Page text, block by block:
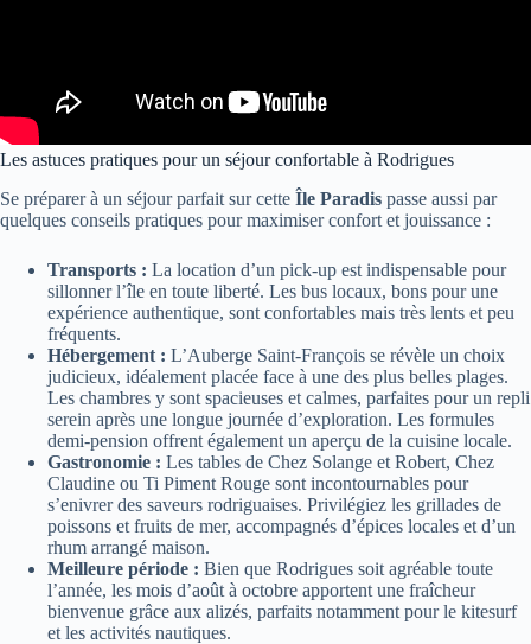
Les astuces pratiques pour un séjour confortable à Rodrigues
Se préparer à un séjour parfait sur cette Île Paradis passe aussi par
quelques conseils pratiques pour maximiser confort et jouissance :
Transports : La location d’un pick-up est indispensable pour
sillonner l’île en toute liberté. Les bus locaux, bons pour une
expérience authentique, sont confortables mais très lents et peu
fréquents.
Hébergement : L’Auberge Saint-François se révèle un choix
judicieux, idéalement placée face à une des plus belles plages.
Les chambres y sont spacieuses et calmes, parfaites pour un repli
serein après une longue journée d’exploration. Les formules
demi-pension offrent également un aperçu de la cuisine locale.
Gastronomie : Les tables de Chez Solange et Robert, Chez
Claudine ou Ti Piment Rouge sont incontournables pour
s’enivrer des saveurs rodriguaises. Privilégiez les grillades de
poissons et fruits de mer, accompagnés d’épices locales et d’un
rhum arrangé maison.
Meilleure période : Bien que Rodrigues soit agréable toute
l’année, les mois d’août à octobre apportent une fraîcheur
bienvenue grâce aux alizés, parfaits notamment pour le kitesurf
et les activités nautiques.